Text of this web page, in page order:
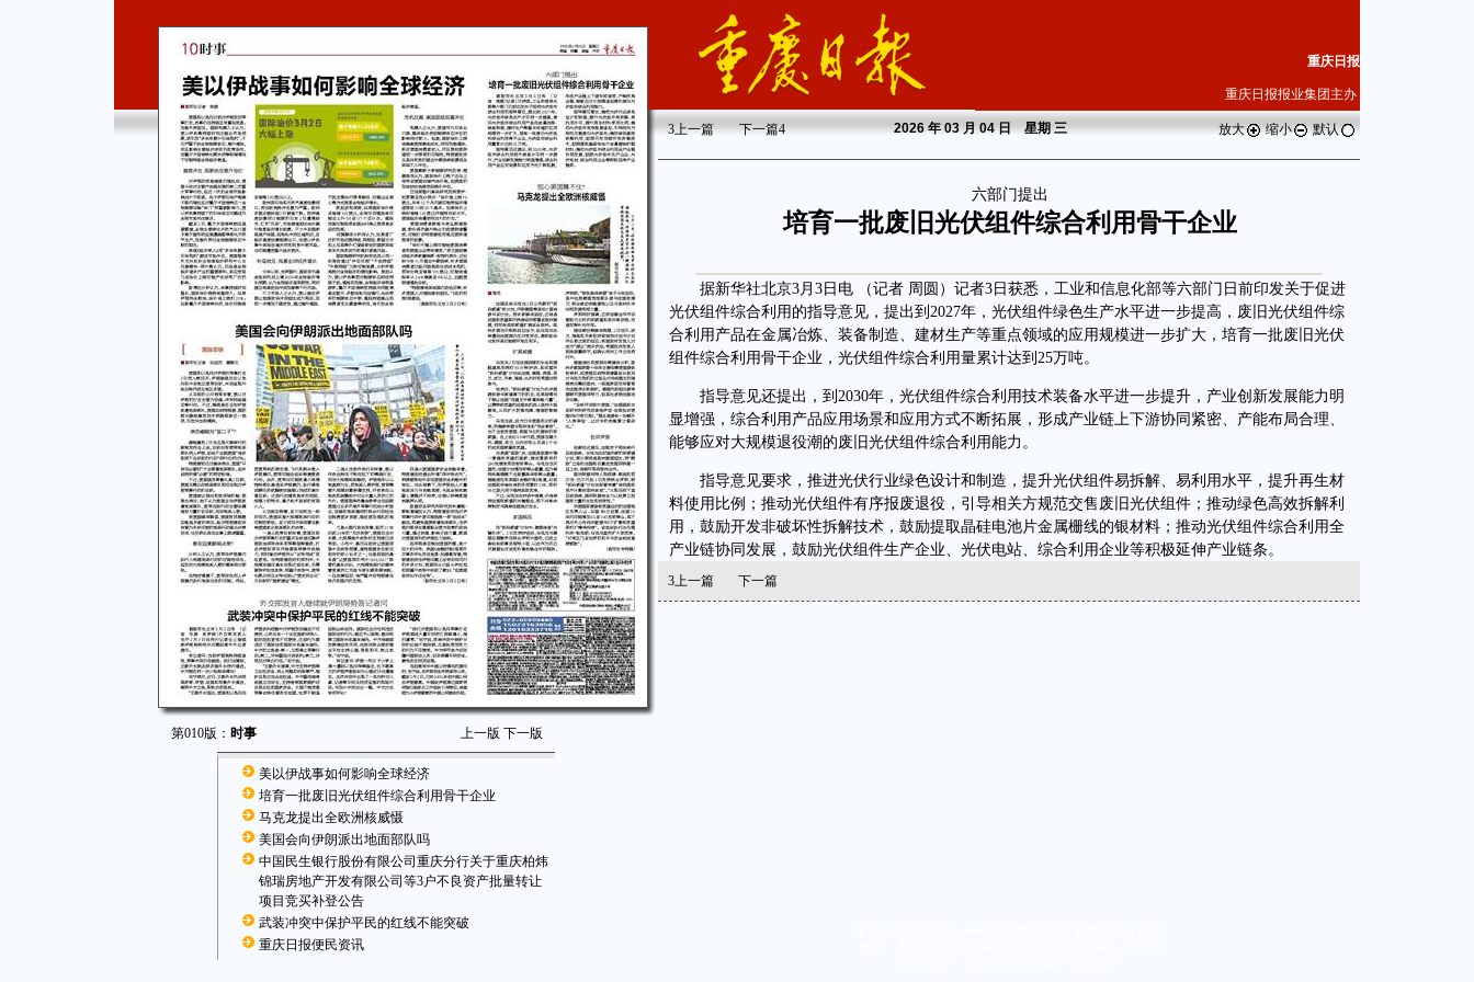
第010版： 时事 上一版 下一版
美以伊战事如何影响全球经济
培育一批废旧光伏组件综合利用骨干企业
马克龙提出全欧洲核威慑
美国会向伊朗派出地面部队吗
中国民生银行股份有限公司重庆分行关于重庆柏炜
锦瑞房地产开发有限公司等3户不良资产批量转让
项目竞买补登公告
武装冲突中保护平民的红线不能突破
重庆日报便民资讯
重庆日报
重庆日报报业集团主办
3上一篇 下一篇4 2026年 03 月 04 日 星期三 放大 缩小 默认
六部门提出
培育一批废旧光伏组件综合利用骨干企业
据新华社北京3月3日电 （记者 周圆）记者3日获悉，工业和信息化部等六部门日前印发关于促进
光伏组件综合利用的指导意见，提出到2027年，光伏组件绿色生产水平进一步提高，废旧光伏组件综
合利用产品在金属冶炼、装备制造、建材生产等重点领域的应用规模进一步扩大，培育一批废旧光伏
组件综合利用骨干企业，光伏组件综合利用量累计达到25万吨。
指导意见还提出，到2030年，光伏组件综合利用技术装备水平进一步提升，产业创新发展能力明
显增强，综合利用产品应用场景和应用方式不断拓展，形成产业链上下游协同紧密、产能布局合理、
能够应对大规模退役潮的废旧光伏组件综合利用能力。
指导意见要求，推进光伏行业绿色设计和制造，提升光伏组件易拆解、易利用水平，提升再生材
料使用比例；推动光伏组件有序报废退役，引导相关方规范交售废旧光伏组件；推动绿色高效拆解利
用，鼓励开发非破坏性拆解技术，鼓励提取晶硅电池片金属栅线的银材料；推动光伏组件综合利用全
产业链协同发展，鼓励光伏组件生产企业、光伏电站、综合利用企业等积极延伸产业链条。
3上一篇 下一篇